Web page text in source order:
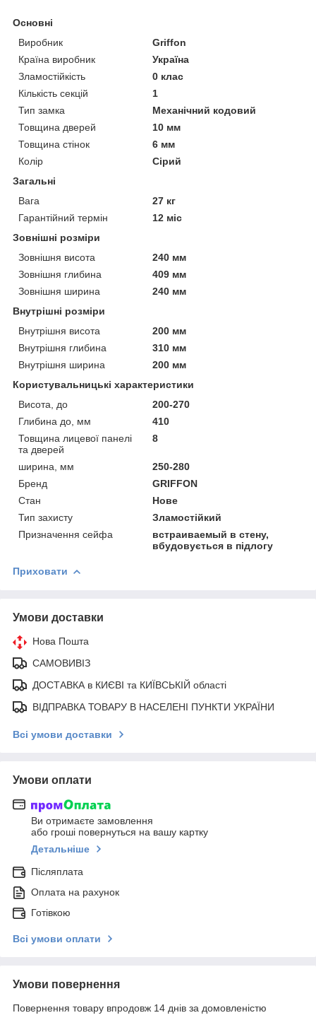
Основні
Виробник
Griffon
Країна виробник
Україна
Зламостійкість
0 клас
Кількість секцій
1
Тип замка
Механічний кодовий
Товщина дверей
10 мм
Товщина стінок
6 мм
Колір
Сірий
Загальні
Вага
27 кг
Гарантійний термін
12 міс
Зовнішні розміри
Зовнішня висота
240 мм
Зовнішня глибина
409 мм
Зовнішня ширина
240 мм
Внутрішні розміри
Внутрішня висота
200 мм
Внутрішня глибина
310 мм
Внутрішня ширина
200 мм
Користувальницькі характеристики
Висота, до
200-270
Глибина до, мм
410
Товщина лицевої панелі
та дверей
8
ширина, мм
250-280
Бренд
GRIFFON
Стан
Нове
Тип захисту
Зламостійкий
Призначення сейфа
встраиваемый в стену,
вбудовується в підлогу
Приховати
Умови доставки
Нова Пошта
САМОВИВІЗ
ДОСТАВКА в КИЄВІ та КИЇВСЬКІЙ області
ВІДПРАВКА ТОВАРУ В НАСЕЛЕНІ ПУНКТИ УКРАЇНИ
Всі умови доставки
Умови оплати
Ви отримаєте замовлення
або гроші повернуться на вашу картку
Детальніше
Післяплата
Оплата на рахунок
Готівкою
Всі умови оплати
Умови повернення
Повернення товару впродовж 14 днів за домовленістю